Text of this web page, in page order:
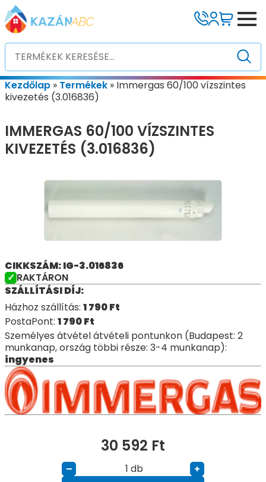
Kezdőlap » Termékek » Immergas 60/100 vízszintes
kivezetés (3.016836)
IMMERGAS 60/100 VÍZSZINTES
KIVEZETÉS (3.016836)
CIKKSZÁM: IG-3.016836
RAKTÁRON
SZÁLLÍTÁSI DÍJ:
Házhoz szállítás: 1 790Ft
PostaPont: 1 790Ft
Személyes átvétel átvételi pontunkon (Budapest: 2
munkanap, ország többi része: 3-4 munkanap):
ingyenes
30 592 Ft
– db
+